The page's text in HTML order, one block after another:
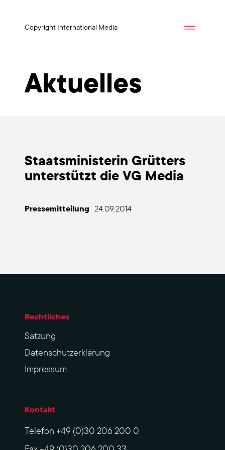
Copyright International Media
Aktuelles
Staats­mi­nis­te­rin Grüt­ters
unter­stützt die VG Media
Pres­se­mit­tei­lung 24.09.2014
Rechtliches
Sat­zung
Datenschutzerklärung
Impres­sum
Kontakt
Telefon +49 (0)30 206 200 0